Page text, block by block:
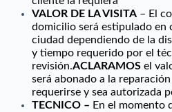
VALOR DE LA VISITA – El
domicilio será estipulado en
ciudad dependiendo de la
y tiempo requerido por el
revisión.ACLARAMOS el
será abonado a la
requerirse y sea autorizada
TECNICO – En el momento